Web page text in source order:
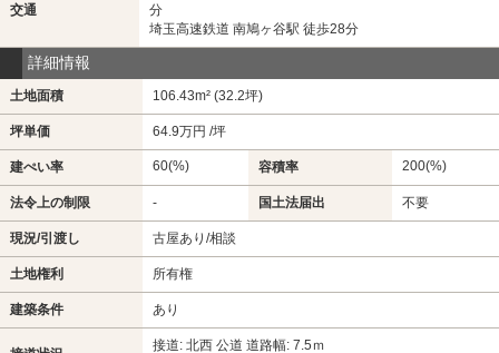
交通
分
埼玉高速鉄道 南鳩ヶ谷駅 徒歩28分
詳細情報
土地面積 106.43m² (32.2坪)
坪単価 64.9万円 /坪
建ぺい率 60(%) 容積率 200(%)
法令上の制限 - 国土法届出 不要
現況/引渡し 古屋あり/相談
土地権利 所有権
建築条件 あり
接道: 北西 公道 道路幅: 7.5ｍ